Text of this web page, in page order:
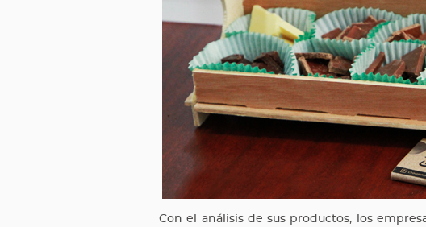
Con el análisis de sus productos, los